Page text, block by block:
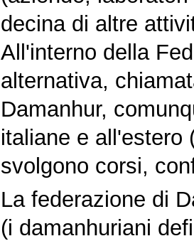
decina di altre
All'interno della
alternativa,
Damanhur,
italiane e all'estero
svolgono corsi,
La federazione di
(i damanhuriani